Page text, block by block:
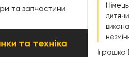
та запчастини
та техніка
Іграшка